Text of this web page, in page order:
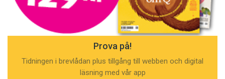
Prova på!
Tidningen i brevlådan plus tillgång till webben och digital
läsning med vår app